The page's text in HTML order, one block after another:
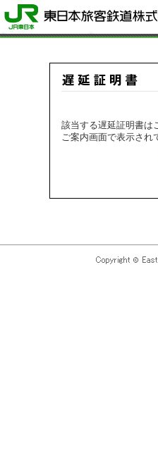
該当する遅延証明書は
ご案内画面で表示され